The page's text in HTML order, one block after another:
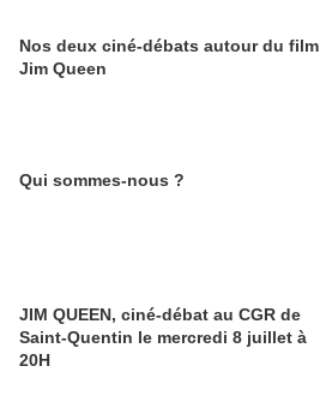
Nos deux ciné-débats autour du film
Jim Queen
Qui sommes-nous ?
JIM QUEEN, ciné-débat au CGR de
Saint-Quentin le mercredi 8 juillet à
20H